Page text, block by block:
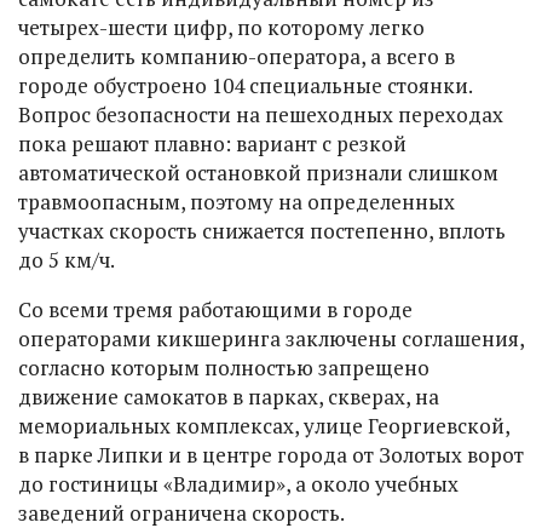
четырех-шести цифр, по которому легко
определить компанию-оператора, а всего в
городе обустроено 104 специальные стоянки.
Вопрос безопасности на пешеходных переходах
пока решают плавно: вариант с резкой
автоматической остановкой признали слишком
травмоопасным, поэтому на определенных
участках скорость снижается постепенно, вплоть
до 5 км/ч.
Со всеми тремя работающими в городе
операторами кикшеринга заключены соглашения,
согласно которым полностью запрещено
движение самокатов в парках, скверах, на
мемориальных комплексах, улице Георгиевской,
в парке Липки и в центре города от Золотых ворот
до гостиницы «Владимир», а около учебных
заведений ограничена скорость.